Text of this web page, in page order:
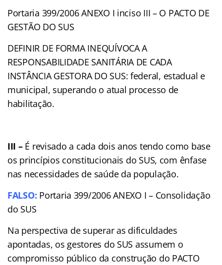
Portaria 399/2006 ANEXO I inciso III – O PACTO DE
GESTÃO DO SUS
DEFINIR DE FORMA INEQUÍVOCA A
RESPONSABILIDADE SANITÁRIA DE CADA
INSTÂNCIA GESTORA DO SUS: federal, estadual e
municipal, superando o atual processo de
habilitação.
III –É revisado a cada dois anos tendo como base
os princípios constitucionais do SUS, com ênfase
nas necessidades de saúde da população.
FALSO: Portaria 399/2006 ANEXO I – Consolidação
do SUS
Na perspectiva de superar as dificuldades
apontadas, os gestores do SUS assumem o
compromisso público da construção do PACTO